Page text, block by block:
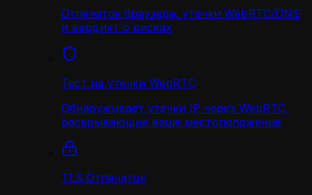
Отпечаток браузера, утечки WebRTC/DNS
и вердикт о рисках
Тест на утечки WebRTC
Обнаруживает утечки IP через WebRTC,
раскрывающие ваше местоположение
TLS Отпечаток